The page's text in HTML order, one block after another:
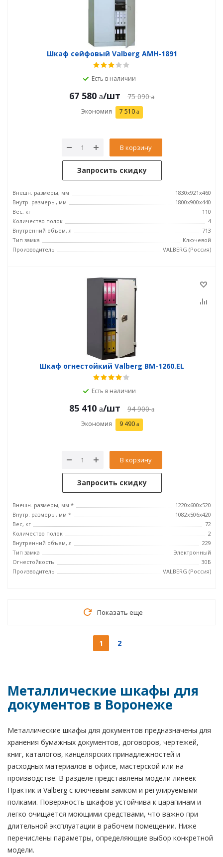
Шкаф сейфовый Valberg AMH-1891
Есть в наличии
67 580 /шт 75 090
Экономия 7 510
В корзину
Запросить скидку
Внешн. размеры, мм
1830x921x460
Внутр. размеры, мм
1800x900x440
Вес, кг
110
Количество полок
4
Внутренний объем, л
713
Тип замка
Ключевой
Производитель
VALBERG (Россия)
Шкаф огнестойкий Valberg BM-1260.EL
Есть в наличии
85 410 /шт 94 900
Экономия 9 490
В корзину
Запросить скидку
Внешн. размеры, мм *
1220x600x520
Внутр. размеры, мм *
1082x506x420
Вес, кг
72
Количество полок
2
Внутренний объем, л
229
Тип замка
Электронный
Огнестойкость
30Б
Производитель
VALBERG (Россия)
Показать еще
1 2
Металлические шкафы для
документов в Воронеже
Металлические шкафы для документов предназначены для
хранения бумажных документов, договоров, чертежей,
книг, каталогов, канцелярских принадлежностей и
расходных материалов в офисе, мастерской или на
производстве. В разделе представлены модели линеек
Практик и Valberg с ключевым замком и регулируемыми
полками. Поверхность шкафов устойчива к царапинам и
легко очищается моющими средствами, что важно при
длительной эксплуатации в рабочем помещении. Ниже
перечислены параметры, определяющие выбор конкретной
модели.